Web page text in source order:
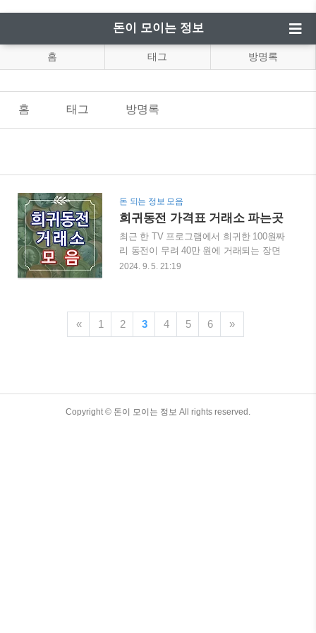
돈이 모이는 정보
홈 태그 방명록
홈 태그 방명록
돈 되는 정보 모음
희귀동전 가격표 거래소 파는곳
최근 한 TV 프로그램에서 희귀한 100원짜
리 동전이 무려 40만 원에 거래되는 장면
이 방영되면서 많은 사람들의 이목을 집중
서 보물 같은 희귀동전을 찾아내려는 분들
의 인증 사진이 한동안 SNS를 핫하게 하
희귀동전 거래소 사이트 파는 곳을 소개해
드리면서 각 거래소의 특징과 이용방법까
2024. 9. 5. 21:19
« 1 2 3 4 5 6 »
Copyright © 돈이 모이는 정보 All rights reserved.
TistoryWhaleSkin3.4